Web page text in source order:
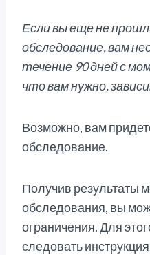
Если вы еще не
обследование, вам
течение 90 дней с
что вам нужно,
Возможно, вам
обследование.
Получив результаты
обследования, вы
ограничения. Для
следовать